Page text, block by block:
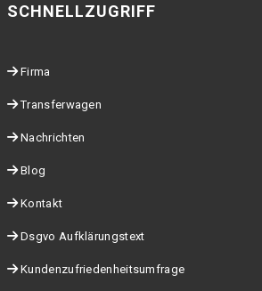
SCHNELLZUGRIFF
Firma
Transferwagen
Nachrichten
Blog
Kontakt
Dsgvo Aufklärungstext
Kundenzufriedenheitsumfrage